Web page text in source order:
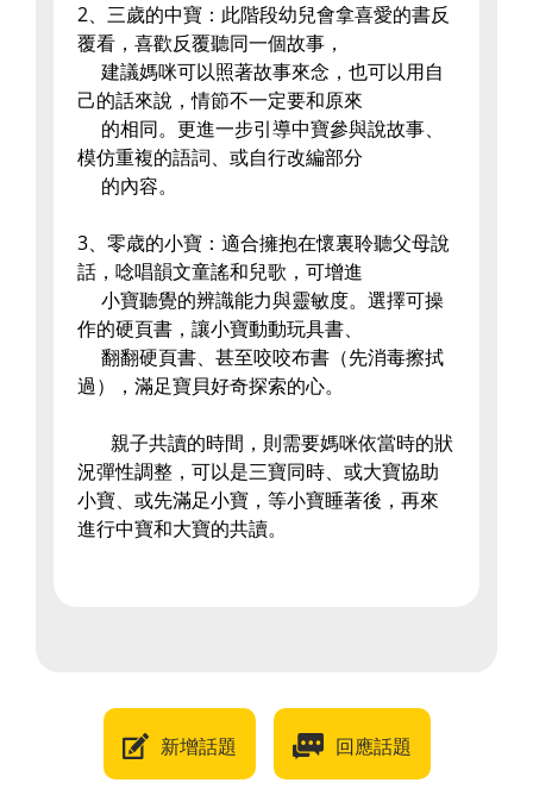
2、三歲的中寶：此階段幼兒會拿喜愛的書反
覆看，喜歡反覆聽同一個故事，
建議媽咪可以照著故事來念，也可以用自
己的話來說，情節不一定要和原來
的相同。更進一步引導中寶參與說故事、
模仿重複的語詞、或自行改編部分
的內容。
3、零歳的小寶：適合擁抱在懷裏聆聽父母說
話，唸唱韻文童謠和兒歌，可增進
小寶聽覺的辨識能力與靈敏度。選擇可操
作的硬頁書，讓小寶動動玩具書、
翻翻硬頁書、甚至咬咬布書（先消毒擦拭
過），滿足寶貝好奇探索的心。
親子共讀的時間，則需要媽咪依當時的狀
況彈性調整，可以是三寶同時、或大寶協助
小寶、或先滿足小寶，等小寶睡著後，再來
進行中寶和大寶的共讀。
新增話題 回應話題